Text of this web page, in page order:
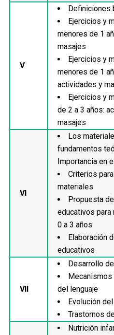
V
Definiciones
Ejercicios y
menores de 1
masajes
Ejercicios y
menores de 1
actividades y
Ejercicios y
de 2 a 3 años:
masajes
VI
Los
fundamentos
Importancia en
Criterios
materiales
Propuesta
educativos para
0 a 3 años
Elaboración
educativos
VII
Desarrollo
del lenguaje
Evolución
Trastornos
Nutrición